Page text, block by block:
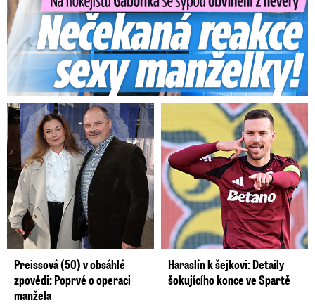
Preissová (50) v obsáhlé
zpovědi: Poprvé o operaci
manžela
Haraslín k šejkovi: Detaily
šokujícího konce ve Spartě